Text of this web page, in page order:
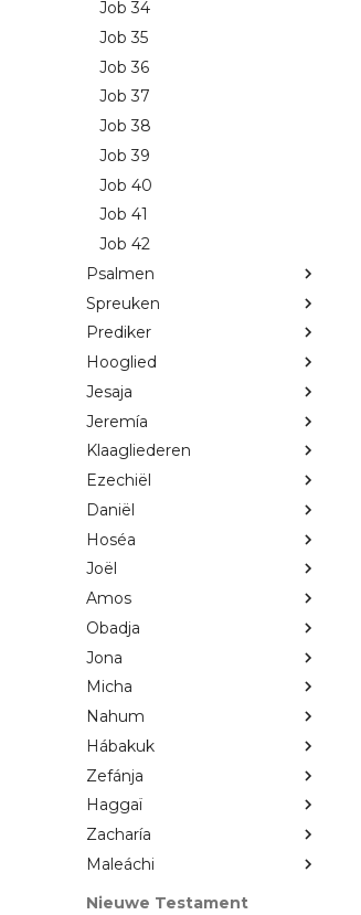
Job 34
Job 35
Job 36
Job 37
Job 38
Job 39
Job 40
Job 41
Job 42
Psalmen
Spreuken
Prediker
Hooglied
Jesaja
Jeremía
Klaagliederen
Ezechiël
Daniël
Hoséa
Joël
Amos
Obadja
Jona
Micha
Nahum
Hábakuk
Zefánja
Haggaï
Zacharía
Maleáchi
Nieuwe Testament